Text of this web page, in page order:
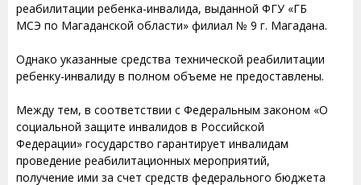
реабилитации ребенка-инвалида, выданной ФГУ «ГБ
МСЭ по Магаданской области» филиал № 9 г. Магадана.
Однако указанные средства технической реабилитации
ребенку-инвалиду в полном объеме не предоставлены.
Между тем, в соответствии с Федеральным законом «О
социальной защите инвалидов в Российской
Федерации» государство гарантирует инвалидам
проведение реабилитационных мероприятий,
получение ими за счет средств федерального бюджета